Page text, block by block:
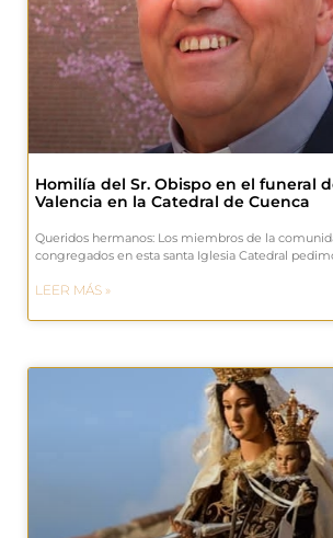
Homilía del Sr. Obispo en el funeral
Valencia en la Catedral de Cuenca
Queridos hermanos: Los miembros de la
congregados en esta santa Iglesia Catedral
LEER MÁS »